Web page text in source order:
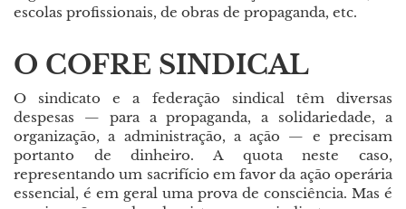
escolas profissionais, de obras de propaganda, etc.
O COFRE SINDICAL
O sindicato e a federação sindical têm diversas
despesas — para a propaganda, a solidariedade, a
organização, a administração, a ação — e precisam
portanto de dinheiro. A quota neste caso,
representando um sacrifício em favor da ação operária
essencial, é em geral uma prova de consciência. Mas é